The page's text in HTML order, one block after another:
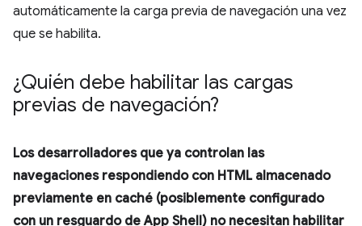
automáticamente la carga previa de navegación una vez
que se habilita.
¿Quién debe habilitar las cargas
previas de navegación?
Los desarrolladores que ya controlan las
navegaciones respondiendo con HTML almacenado
previamente en caché (posiblemente configurado
con un resguardo de App Shell) no necesitan habilitar